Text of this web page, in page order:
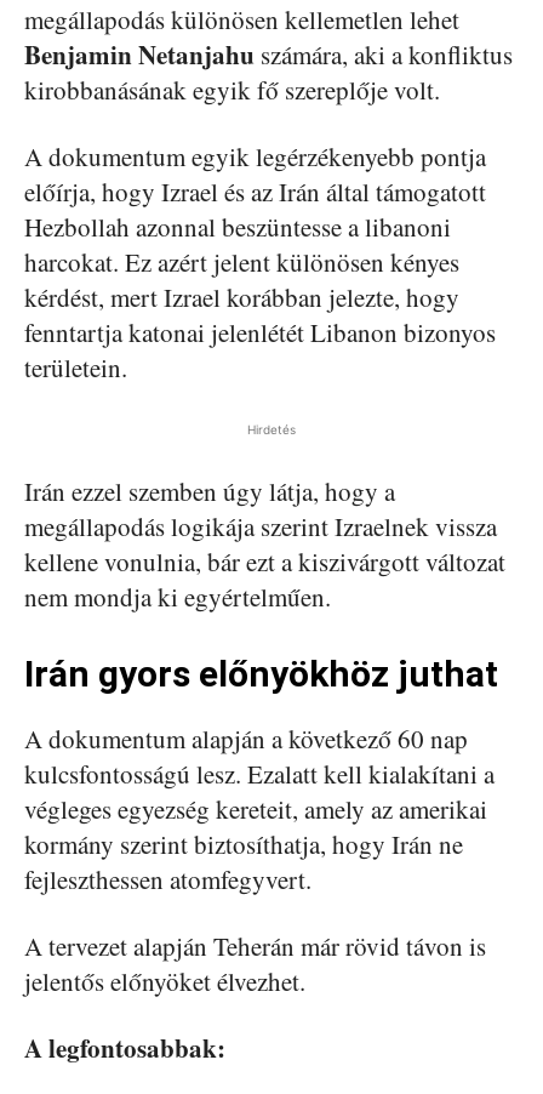
megállapodás különösen kellemetlen lehet
Benjamin Netanjahu számára, aki a konfliktus
kirobbanásának egyik fő szereplője volt.
A dokumentum egyik legérzékenyebb pontja
előírja, hogy Izrael és az Irán által támogatott
Hezbollah azonnal beszüntesse a libanoni
harcokat. Ez azért jelent különösen kényes
kérdést, mert Izrael korábban jelezte, hogy
fenntartja katonai jelenlétét Libanon bizonyos
területein.
Hirdetés
Irán ezzel szemben úgy látja, hogy a
megállapodás logikája szerint Izraelnek vissza
kellene vonulnia, bár ezt a kiszivárgott változat
nem mondja ki egyértelműen.
Irán gyors előnyökhöz juthat
A dokumentum alapján a következő 60 nap
kulcsfontosságú lesz. Ezalatt kell kialakítani a
végleges egyezség kereteit, amely az amerikai
kormány szerint biztosíthatja, hogy Irán ne
fejleszthessen atomfegyvert.
A tervezet alapján Teherán már rövid távon is
jelentős előnyöket élvezhet.
A legfontosabbak: